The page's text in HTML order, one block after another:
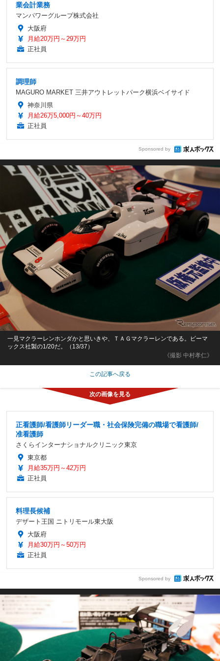
業会計業務
マンパワーグループ株式会社
大阪府
月給20万円～29万円
正社員
調理師
MAGURO MARKET 三井アウトレットパーク横浜ベイサイド
神奈川県
月給26万5,000円～40万円
正社員
Sponsored by
《撮影 中村孝仁》
一見マクラーレンホンダかと思いきや、ＴＡＧマクラーレンである。ビーマ
ックス社製の1/20だ。（13/37）
この記事へ戻る
正看護師/看護師リーダー職・社会保険完備の職場で看護師/
准看護師
さくらインターナショナルクリニック東京
東京都
月給35万円～42万円
正社員
料理長候補
デザート王国 ニトリモール東大阪
大阪府
月給30万円～50万円
正社員
Sponsored by